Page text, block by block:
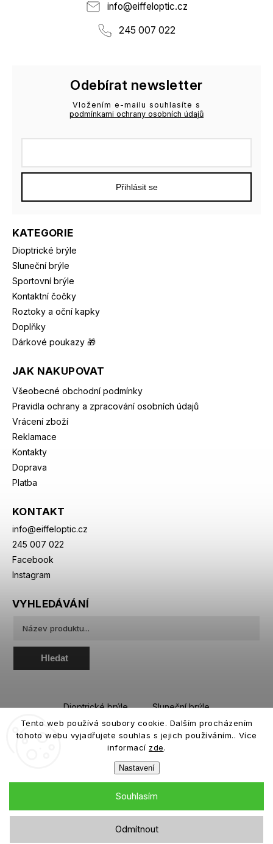
Tento web používá soubory cookie. Dalším procházením
tohoto webu vyjadřujete souhlas s jejich používáním.. Více
informací zde.
Nastavení
Odmítnout
Souhlasím
info@eiffeloptic.cz
245 007 022
KATEGORIE
Dioptrické brýle
Sluneční brýle
Sportovní brýle
Kontaktní čočky
Roztoky a oční kapky
Doplňky
Dárkové poukazy 🎁
JAK NAKUPOVAT
Všeobecné obchodní podmínky
Pravidla ochrany a zpracování osobních údajů
Vrácení zboží
Reklamace
Kontakty
Doprava
Platba
KONTAKT
info@eiffeloptic.cz
245 007 022
Facebook
Instagram
Odebírat newsletter
Vložením e-mailu souhlasíte s
podmínkami ochrany osobních údajů
Přihlásit se
VYHLEDÁVÁNÍ
Hledat
Dioptrické brýle
Sluneční brýle
Sportovní brýle
Kontaktní čočky
Roztoky a oční kapky
Copyright 2026eiffeloptic.cz. Všechna práva vyhrazena.